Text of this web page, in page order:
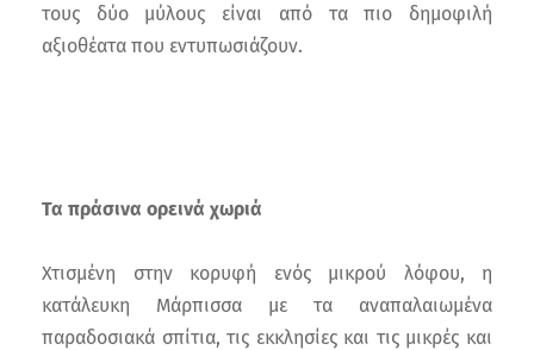
τους δύο μύλους είναι από τα πιο δημοφιλή
αξιοθέατα που εντυπωσιάζουν.
Τα πράσινα ορεινά χωριά
Χτισμένη στην κορυφή ενός μικρού λόφου, η
κατάλευκη Μάρπισσα με τα αναπαλαιωμένα
παραδοσιακά σπίτια, τις εκκλησίες και τις μικρές και